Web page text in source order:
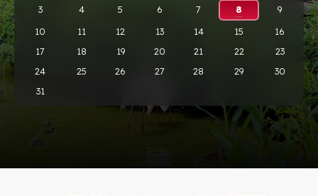
3
4 5 6 7 8
9
10
11 12 13 14 15
16
17
18 19 20 21 22
23
24
25 26 27 28 29
30
31